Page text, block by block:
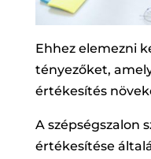
Ehhez elemezni
tényezőket,
értékesítés
A szépségszalon
értékesítése